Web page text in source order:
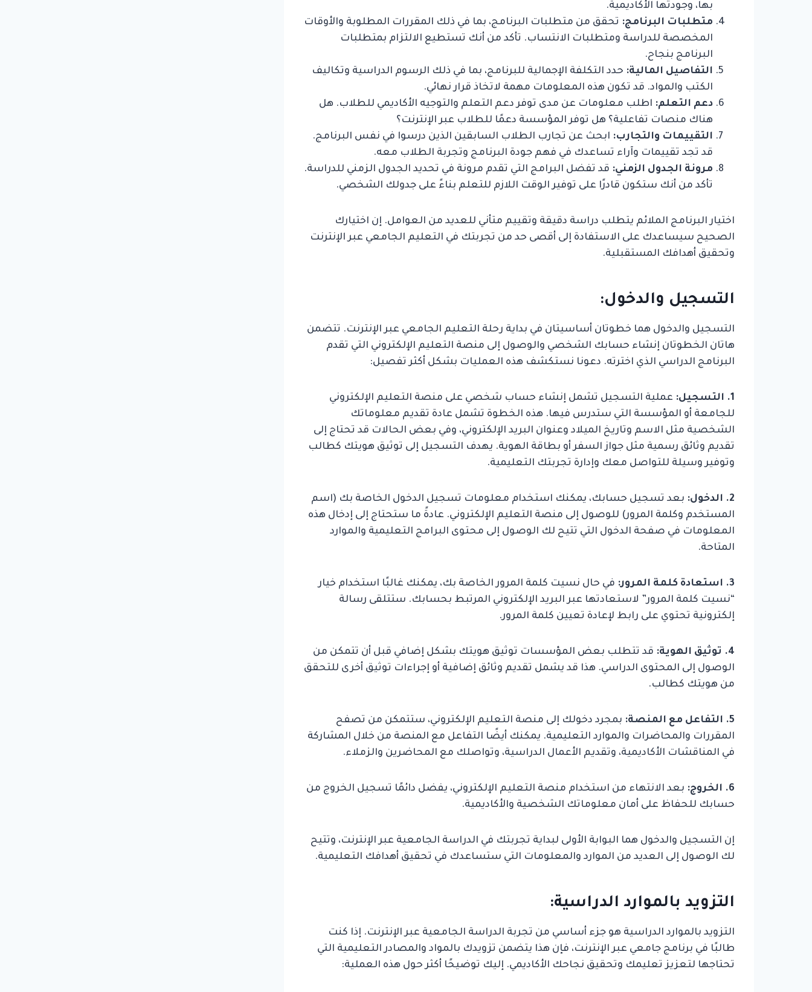
بها، وجودتها الأكاديمية.
متطلبات البرنامج: تحقق من متطلبات البرنامج، بما في ذلك المقررات المطلوبة والأوقات
المخصصة للدراسة ومتطلبات الانتساب. تأكد من أنك تستطيع الالتزام بمتطلبات
البرنامج بنجاح.
التفاصيل المالية: حدد التكلفة الإجمالية للبرنامج، بما في ذلك الرسوم الدراسية وتكاليف
الكتب والمواد. قد تكون هذه المعلومات مهمة لاتخاذ قرار نهائي.
دعم التعلم: اطلب معلومات عن مدى توفر دعم التعلم والتوجيه الأكاديمي للطلاب. هل
هناك منصات تفاعلية؟ هل توفر المؤسسة دعمًا للطلاب عبر الإنترنت؟
التقييمات والتجارب: ابحث عن تجارب الطلاب السابقين الذين درسوا في نفس البرنامج.
قد تجد تقييمات وآراء تساعدك في فهم جودة البرنامج وتجربة الطلاب معه.
مرونة الجدول الزمني: قد تفضل البرامج التي تقدم مرونة في تحديد الجدول الزمني للدراسة.
تأكد من أنك ستكون قادرًا على توفير الوقت اللازم للتعلم بناءً على جدولك الشخصي.
اختيار البرنامج الملائم يتطلب دراسة دقيقة وتقييم متأني للعديد من العوامل. إن اختيارك
الصحيح سيساعدك على الاستفادة إلى أقصى حد من تجربتك في التعليم الجامعي عبر الإنترنت
وتحقيق أهدافك المستقبلية.
التسجيل والدخول:
التسجيل والدخول هما خطوتان أساسيتان في بداية رحلة التعليم الجامعي عبر الإنترنت. تتضمن
هاتان الخطوتان إنشاء حسابك الشخصي والوصول إلى منصة التعليم الإلكتروني التي تقدم
البرنامج الدراسي الذي اخترته. دعونا نستكشف هذه العمليات بشكل أكثر تفصيل:
1. التسجيل:
عملية التسجيل تشمل إنشاء حساب شخصي على منصة التعليم الإلكتروني
للجامعة أو المؤسسة التي ستدرس فيها. هذه الخطوة تشمل عادة تقديم معلوماتك
الشخصية مثل الاسم وتاريخ الميلاد وعنوان البريد الإلكتروني، وفي بعض الحالات قد تحتاج إلى
تقديم وثائق رسمية مثل جواز السفر أو بطاقة الهوية. يهدف التسجيل إلى توثيق هويتك كطالب
وتوفير وسيلة للتواصل معك وإدارة تجربتك التعليمية.
2. الدخول:
بعد تسجيل حسابك، يمكنك استخدام معلومات تسجيل الدخول الخاصة بك (اسم
المستخدم وكلمة المرور) للوصول إلى منصة التعليم الإلكتروني. عادةً ما ستحتاج إلى إدخال هذه
المعلومات في صفحة الدخول التي تتيح لك الوصول إلى محتوى البرامج التعليمية والموارد
المتاحة.
3. استعادة كلمة المرور:
في حال نسيت كلمة المرور الخاصة بك، يمكنك غالبًا استخدام خيار
“نسيت كلمة المرور” لاستعادتها عبر البريد الإلكتروني المرتبط بحسابك. ستتلقى رسالة
إلكترونية تحتوي على رابط لإعادة تعيين كلمة المرور.
4. توثيق الهوية:
قد تتطلب بعض المؤسسات توثيق هويتك بشكل إضافي قبل أن تتمكن من
الوصول إلى المحتوى الدراسي. هذا قد يشمل تقديم وثائق إضافية أو إجراءات توثيق أخرى للتحقق
من هويتك كطالب.
5. التفاعل مع المنصة:
بمجرد دخولك إلى منصة التعليم الإلكتروني، ستتمكن من تصفح
المقررات والمحاضرات والموارد التعليمية. يمكنك أيضًا التفاعل مع المنصة من خلال المشاركة
في المناقشات الأكاديمية، وتقديم الأعمال الدراسية، وتواصلك مع المحاضرين والزملاء.
6. الخروج:
بعد الانتهاء من استخدام منصة التعليم الإلكتروني، يفضل دائمًا تسجيل الخروج من
حسابك للحفاظ على أمان معلوماتك الشخصية والأكاديمية.
إن التسجيل والدخول هما البوابة الأولى لبداية تجربتك في الدراسة الجامعية عبر الإنترنت، وتتيح
لك الوصول إلى العديد من الموارد والمعلومات التي ستساعدك في تحقيق أهدافك التعليمية.
التزويد بالموارد الدراسية:
التزويد بالموارد الدراسية هو جزء أساسي من تجربة الدراسة الجامعية عبر الإنترنت. إذا كنت
طالبًا في برنامج جامعي عبر الإنترنت، فإن هذا يتضمن تزويدك بالمواد والمصادر التعليمية التي
تحتاجها لتعزيز تعليمك وتحقيق نجاحك الأكاديمي. إليك توضيحًا أكثر حول هذه العملية: